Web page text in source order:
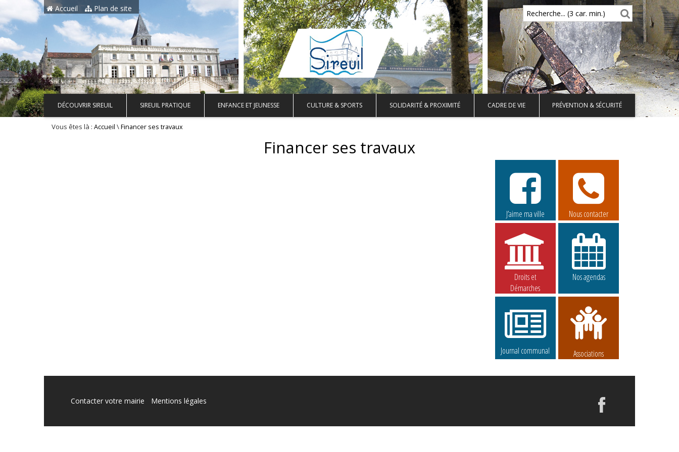
Aller au contenu principal
Accueil Plan de site
Recherche... (3 car. min.)
DÉCOUVRIR SIREUIL SIREUIL PRATIQUE ENFANCE ET JEUNESSE CULTURE & SPORTS SOLIDARITÉ & PROXIMITÉ CADRE DE VIE PRÉVENTION & SÉCURITÉ
Vous êtes là : Accueil \Financer ses travaux
Financer ses travaux
J’aime ma ville Nous contacter
Droits et
Démarches
Nos agendas
Journal communal Associations
Contacter votre mairie Mentions légales